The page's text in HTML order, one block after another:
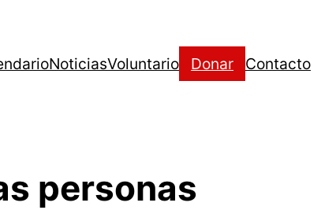
NoticiasVoluntario Donar Contacto
personas